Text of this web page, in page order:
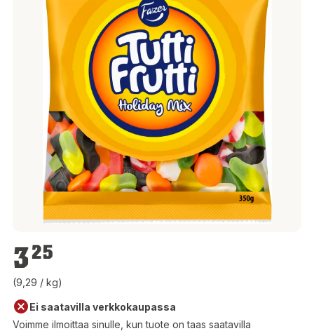
3,25 €
325
(9,29 / kg)
Ei saatavilla verkkokaupassa
Voimme ilmoittaa sinulle, kun tuote on taas saatavilla